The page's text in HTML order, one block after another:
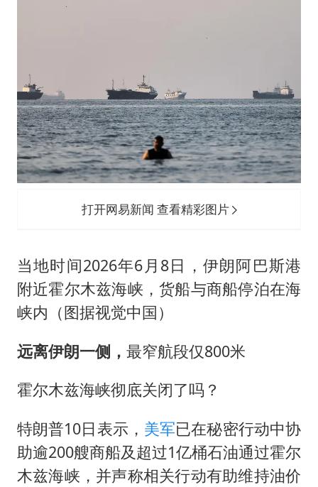
打开网易新闻 查看精彩图片
当地时间2026年6月8日，伊朗阿巴斯港
附近霍尔木兹海峡，货船与商船停泊在海
峡内（图据视觉中国）
远离伊朗一侧， 最窄航段仅800米
霍尔木兹海峡彻底关闭了吗？
特朗普10日表示， 美军已在秘密行动中协
助逾200艘商船及超过1亿桶石油通过霍尔
木兹海峡，并声称相关行动有助维持油价